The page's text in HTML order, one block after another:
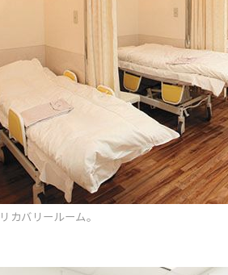
カバリールーム。